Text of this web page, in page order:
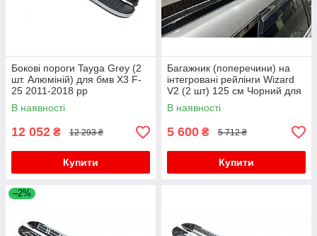
Бокові пороги Tayga Grey (2
шт. Алюміній) для бмв X3 F-
25 2011-2018 рр
В наявності
12 052 ₴ 12 293 ₴
Купити
Багажник (поперечини) на
інтегровані рейлінги Wizard
V2 (2 шт) 125 см Чорний для
бмв X3 F-25 2011-2018 рр
В наявності
5 600 ₴ 5 712 ₴
Купити
–2%